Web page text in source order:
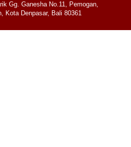
Gg. Ganesha No.11, Pemogan,
Kota Denpasar, Bali 80361